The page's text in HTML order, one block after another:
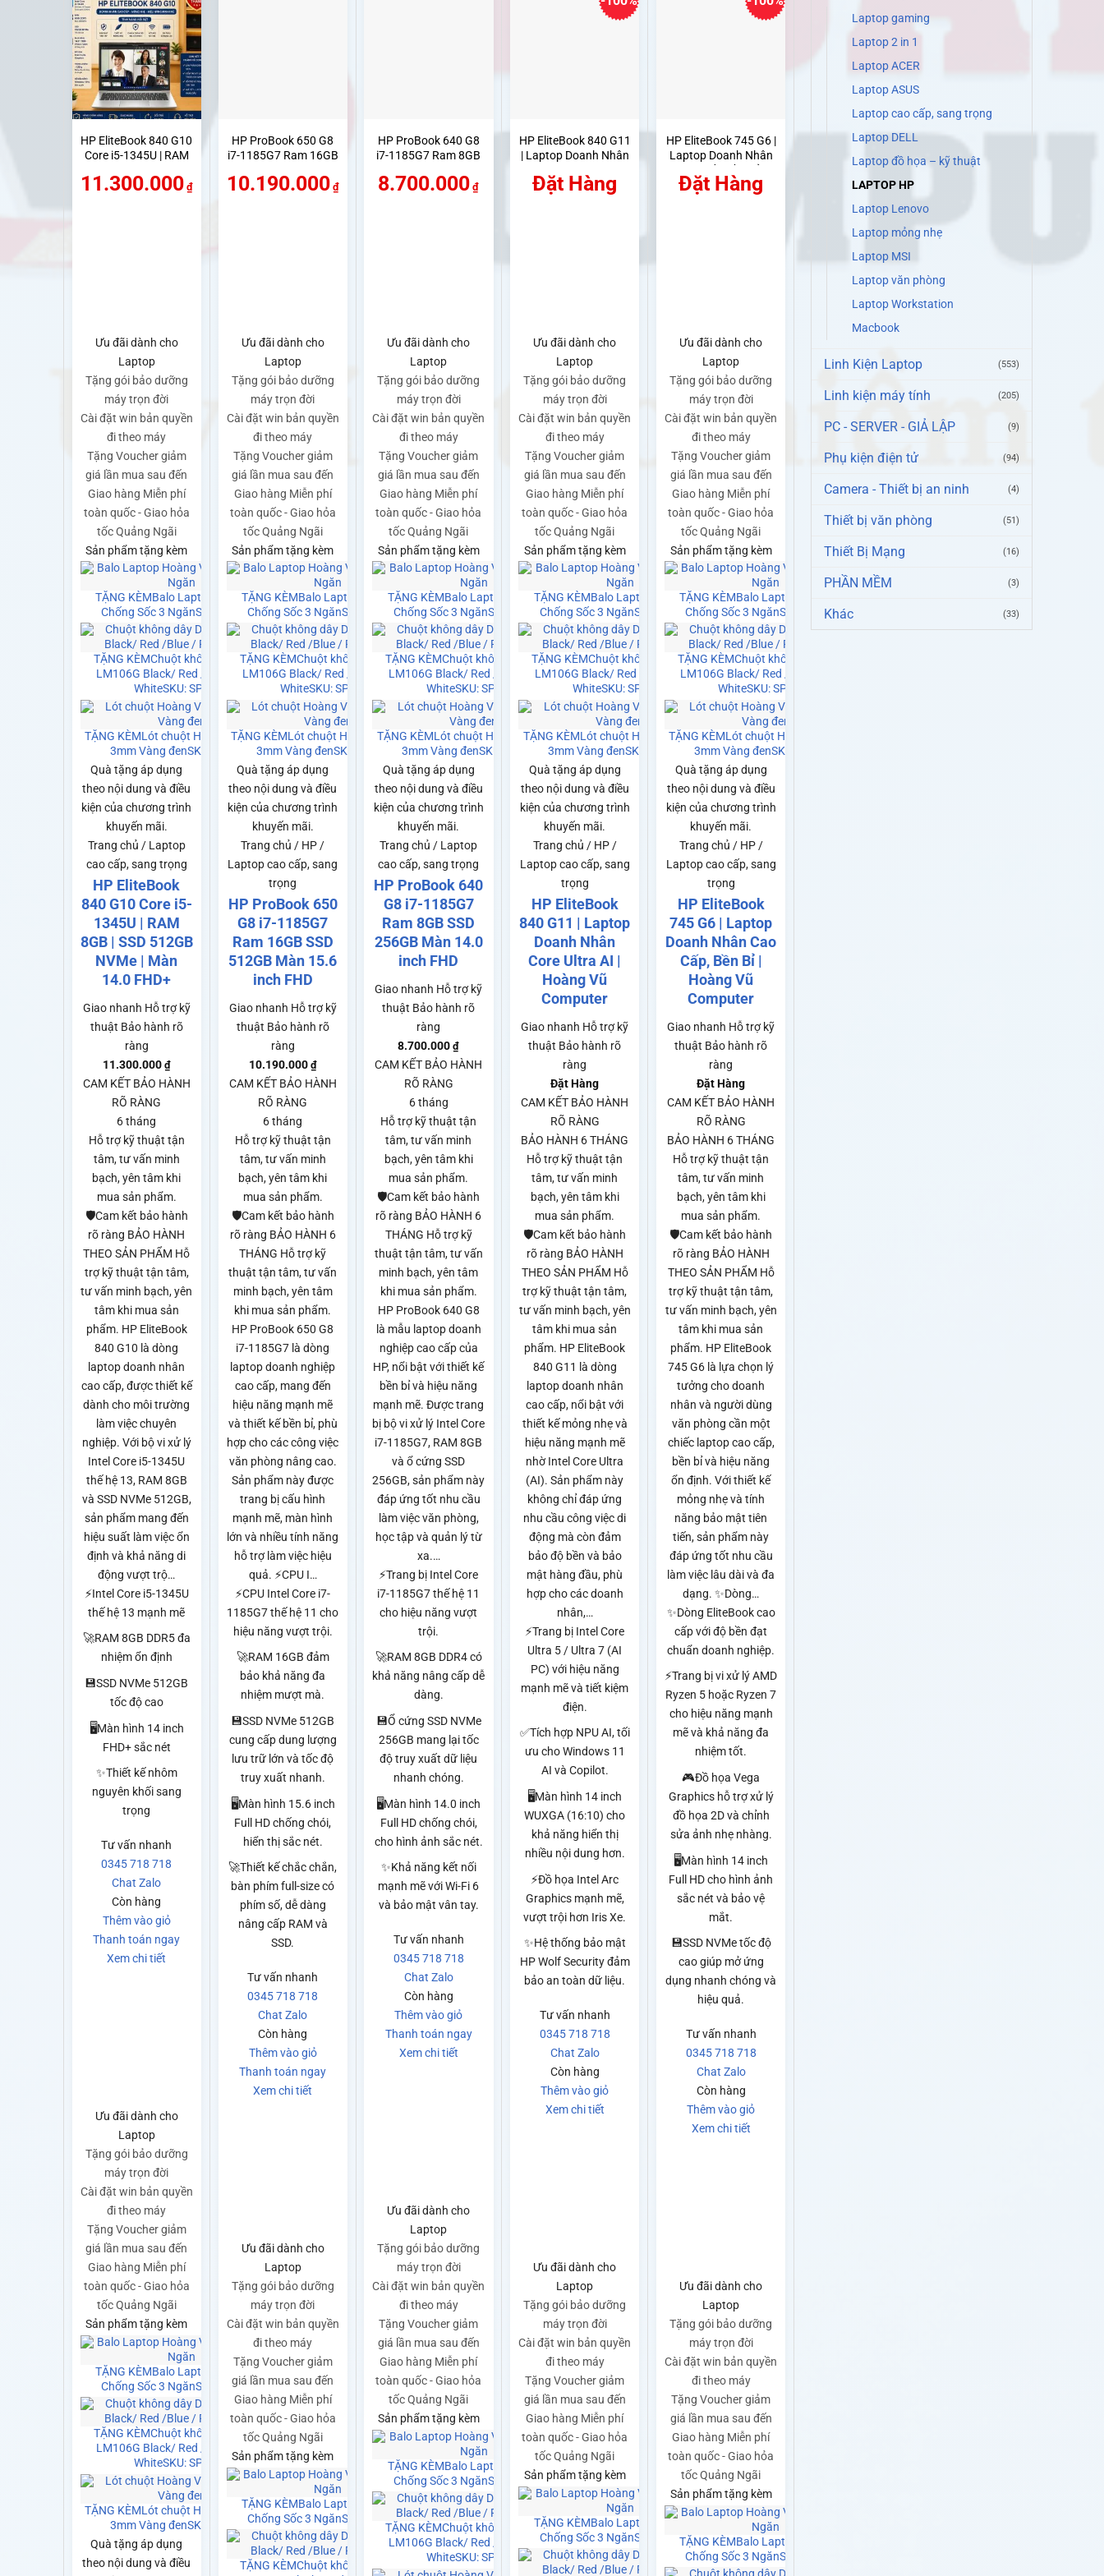
HP EliteBook 840 G10
Core i5-1345U | RAM
NVMe | Màn 14.0
11.300.000 ₫
Ưu đãi dành cho
Laptop
Tặng gói bảo dưỡng
máy trọn đời
Cài đặt win bản quyền
đi theo máy
Tặng Voucher giảm
giá lần mua sau đến
Giao hàng Miễn phí
toàn quốc - Giao hỏa
tốc Quảng Ngãi
Sản phẩm tặng kèm
TẶNG KÈMBalo Laptop Hoàng Vũ
Chống Sốc 3 NgănSKU: SP0141
TẶNG KÈMChuột không dây Dareu
LM106G Black/ Red /Blue / Pink /
WhiteSKU: SP0021
TẶNG KÈMLót chuột Hoàng Vũ 25x30
3mm Vàng đenSKU: SP0140
Quà tặng áp dụng
theo nội dung và điều
kiện của chương trình
khuyến mãi.
Trang chủ / Laptop
cao cấp, sang trọng
HP EliteBook
840 G10 Core i5-
1345U | RAM
8GB | SSD 512GB
NVMe | Màn
14.0 FHD+
Giao nhanh Hỗ trợ kỹ
thuật Bảo hành rõ
ràng
11.300.000 ₫
CAM KẾT BẢO HÀNH
RÕ RÀNG
6 tháng
Hỗ trợ kỹ thuật tận
tâm, tư vấn minh
bạch, yên tâm khi
mua sản phẩm.
🛡️Cam kết bảo hành
rõ ràng BẢO HÀNH
THEO SẢN PHẨM Hỗ
trợ kỹ thuật tận tâm,
tư vấn minh bạch, yên
tâm khi mua sản
phẩm. HP EliteBook
840 G10 là dòng
laptop doanh nhân
cao cấp, được thiết kế
dành cho môi trường
làm việc chuyên
nghiệp. Với bộ vi xử lý
Intel Core i5-1345U
thế hệ 13, RAM 8GB
và SSD NVMe 512GB,
sản phẩm mang đến
hiệu suất làm việc ổn
định và khả năng di
động vượt trộ…
⚡Intel Core i5-1345U
thế hệ 13 mạnh mẽ
🚀RAM 8GB DDR5 đa
nhiệm ổn định
💾SSD NVMe 512GB
tốc độ cao
🖥️Màn hình 14 inch
FHD+ sắc nét
✨Thiết kế nhôm
nguyên khối sang
trọng
Tư vấn nhanh
0345 718 718
Chat Zalo
Còn hàng
Thêm vào giỏ
Thanh toán ngay
Xem chi tiết
Ưu đãi dành cho
Laptop
Tặng gói bảo dưỡng
máy trọn đời
Cài đặt win bản quyền
đi theo máy
Tặng Voucher giảm
giá lần mua sau đến
Giao hàng Miễn phí
toàn quốc - Giao hỏa
tốc Quảng Ngãi
Sản phẩm tặng kèm
TẶNG KÈMBalo Laptop Hoàng Vũ
Chống Sốc 3 NgănSKU: SP0141
TẶNG KÈMChuột không dây Dareu
LM106G Black/ Red /Blue / Pink /
WhiteSKU: SP0021
TẶNG KÈMLót chuột Hoàng Vũ 25x30
3mm Vàng đenSKU: SP0140
Quà tặng áp dụng
theo nội dung và điều
HP ProBook 650 G8
i7-1185G7 Ram 16GB
inch FHD
10.190.000 ₫
Ưu đãi dành cho
Laptop
Tặng gói bảo dưỡng
máy trọn đời
Cài đặt win bản quyền
đi theo máy
Tặng Voucher giảm
giá lần mua sau đến
Giao hàng Miễn phí
toàn quốc - Giao hỏa
tốc Quảng Ngãi
Sản phẩm tặng kèm
TẶNG KÈMBalo Laptop Hoàng Vũ
Chống Sốc 3 NgănSKU: SP0141
TẶNG KÈMChuột không dây Dareu
LM106G Black/ Red /Blue / Pink /
WhiteSKU: SP0021
TẶNG KÈMLót chuột Hoàng Vũ 25x30
3mm Vàng đenSKU: SP0140
Quà tặng áp dụng
theo nội dung và điều
kiện của chương trình
khuyến mãi.
Trang chủ / HP /
Laptop cao cấp, sang
trọng
HP ProBook 650
G8 i7-1185G7
Ram 16GB SSD
512GB Màn 15.6
inch FHD
Giao nhanh Hỗ trợ kỹ
thuật Bảo hành rõ
ràng
10.190.000 ₫
CAM KẾT BẢO HÀNH
RÕ RÀNG
6 tháng
Hỗ trợ kỹ thuật tận
tâm, tư vấn minh
bạch, yên tâm khi
mua sản phẩm.
🛡️Cam kết bảo hành
rõ ràng BẢO HÀNH 6
THÁNG Hỗ trợ kỹ
thuật tận tâm, tư vấn
minh bạch, yên tâm
khi mua sản phẩm.
HP ProBook 650 G8
i7-1185G7 là dòng
laptop doanh nghiệp
cao cấp, mang đến
hiệu năng mạnh mẽ
và thiết kế bền bỉ, phù
hợp cho các công việc
văn phòng nâng cao.
Sản phẩm này được
trang bị cấu hình
mạnh mẽ, màn hình
lớn và nhiều tính năng
hỗ trợ làm việc hiệu
quả. ⚡CPU I…
⚡CPU Intel Core i7-
1185G7 thế hệ 11 cho
hiệu năng vượt trội.
🚀RAM 16GB đảm
bảo khả năng đa
nhiệm mượt mà.
💾SSD NVMe 512GB
cung cấp dung lượng
lưu trữ lớn và tốc độ
truy xuất nhanh.
🖥️Màn hình 15.6 inch
Full HD chống chói,
hiển thị sắc nét.
🚀Thiết kế chắc chắn,
bàn phím full-size có
phím số, dễ dàng
nâng cấp RAM và
SSD.
Tư vấn nhanh
0345 718 718
Chat Zalo
Còn hàng
Thêm vào giỏ
Thanh toán ngay
Xem chi tiết
Ưu đãi dành cho
Laptop
Tặng gói bảo dưỡng
máy trọn đời
Cài đặt win bản quyền
đi theo máy
Tặng Voucher giảm
giá lần mua sau đến
Giao hàng Miễn phí
toàn quốc - Giao hỏa
tốc Quảng Ngãi
Sản phẩm tặng kèm
TẶNG KÈMBalo Laptop Hoàng Vũ
Chống Sốc 3 NgănSKU: SP0141
TẶNG KÈMChuột không dây Dareu
HP ProBook 640 G8
i7-1185G7 Ram 8GB
inch FHD
8.700.000 ₫
Ưu đãi dành cho
Laptop
Tặng gói bảo dưỡng
máy trọn đời
Cài đặt win bản quyền
đi theo máy
Tặng Voucher giảm
giá lần mua sau đến
Giao hàng Miễn phí
toàn quốc - Giao hỏa
tốc Quảng Ngãi
Sản phẩm tặng kèm
TẶNG KÈMBalo Laptop Hoàng Vũ
Chống Sốc 3 NgănSKU: SP0141
TẶNG KÈMChuột không dây Dareu
LM106G Black/ Red /Blue / Pink /
WhiteSKU: SP0021
TẶNG KÈMLót chuột Hoàng Vũ 25x30
3mm Vàng đenSKU: SP0140
Quà tặng áp dụng
theo nội dung và điều
kiện của chương trình
khuyến mãi.
Trang chủ / Laptop
cao cấp, sang trọng
HP ProBook 640
G8 i7-1185G7
Ram 8GB SSD
256GB Màn 14.0
inch FHD
Giao nhanh Hỗ trợ kỹ
thuật Bảo hành rõ
ràng
8.700.000 ₫
CAM KẾT BẢO HÀNH
RÕ RÀNG
6 tháng
Hỗ trợ kỹ thuật tận
tâm, tư vấn minh
bạch, yên tâm khi
mua sản phẩm.
🛡️Cam kết bảo hành
rõ ràng BẢO HÀNH 6
THÁNG Hỗ trợ kỹ
thuật tận tâm, tư vấn
minh bạch, yên tâm
khi mua sản phẩm.
HP ProBook 640 G8
là mẫu laptop doanh
nghiệp cao cấp của
HP, nổi bật với thiết kế
bền bỉ và hiệu năng
mạnh mẽ. Được trang
bị bộ vi xử lý Intel Core
i7-1185G7, RAM 8GB
và ổ cứng SSD
256GB, sản phẩm này
đáp ứng tốt nhu cầu
làm việc văn phòng,
học tập và quản lý từ
xa.…
⚡Trang bị Intel Core
i7-1185G7 thế hệ 11
cho hiệu năng vượt
trội.
🚀RAM 8GB DDR4 có
khả năng nâng cấp dễ
dàng.
💾Ổ cứng SSD NVMe
256GB mang lại tốc
độ truy xuất dữ liệu
nhanh chóng.
🖥️Màn hình 14.0 inch
Full HD chống chói,
cho hình ảnh sắc nét.
✨Khả năng kết nối
mạnh mẽ với Wi-Fi 6
và bảo mật vân tay.
Tư vấn nhanh
0345 718 718
Chat Zalo
Còn hàng
Thêm vào giỏ
Thanh toán ngay
Xem chi tiết
Ưu đãi dành cho
Laptop
Tặng gói bảo dưỡng
máy trọn đời
Cài đặt win bản quyền
đi theo máy
Tặng Voucher giảm
giá lần mua sau đến
Giao hàng Miễn phí
toàn quốc - Giao hỏa
tốc Quảng Ngãi
Sản phẩm tặng kèm
TẶNG KÈMBalo Laptop Hoàng Vũ
Chống Sốc 3 NgănSKU: SP0141
TẶNG KÈMChuột không dây Dareu
LM106G Black/ Red /Blue / Pink /
WhiteSKU: SP0021
HP EliteBook 840 G11
| Laptop Doanh Nhân
Vũ Computer
Đặt Hàng
Ưu đãi dành cho
Laptop
Tặng gói bảo dưỡng
máy trọn đời
Cài đặt win bản quyền
đi theo máy
Tặng Voucher giảm
giá lần mua sau đến
Giao hàng Miễn phí
toàn quốc - Giao hỏa
tốc Quảng Ngãi
Sản phẩm tặng kèm
TẶNG KÈMBalo Laptop Hoàng Vũ
Chống Sốc 3 NgănSKU: SP0141
TẶNG KÈMChuột không dây Dareu
LM106G Black/ Red /Blue / Pink /
WhiteSKU: SP0021
TẶNG KÈMLót chuột Hoàng Vũ 25x30
3mm Vàng đenSKU: SP0140
Quà tặng áp dụng
theo nội dung và điều
kiện của chương trình
khuyến mãi.
Trang chủ / HP /
Laptop cao cấp, sang
trọng
HP EliteBook
840 G11 | Laptop
Doanh Nhân
Core Ultra AI |
Hoàng Vũ
Computer
Giao nhanh Hỗ trợ kỹ
thuật Bảo hành rõ
ràng
Đặt Hàng
CAM KẾT BẢO HÀNH
RÕ RÀNG
BẢO HÀNH 6 THÁNG
Hỗ trợ kỹ thuật tận
tâm, tư vấn minh
bạch, yên tâm khi
mua sản phẩm.
🛡️Cam kết bảo hành
rõ ràng BẢO HÀNH
THEO SẢN PHẨM Hỗ
trợ kỹ thuật tận tâm,
tư vấn minh bạch, yên
tâm khi mua sản
phẩm. HP EliteBook
840 G11 là dòng
laptop doanh nhân
cao cấp, nổi bật với
thiết kế mỏng nhẹ và
hiệu năng mạnh mẽ
nhờ Intel Core Ultra
(AI). Sản phẩm này
không chỉ đáp ứng
nhu cầu công việc di
động mà còn đảm
bảo độ bền và bảo
mật hàng đầu, phù
hợp cho các doanh
nhân,…
⚡Trang bị Intel Core
Ultra 5 / Ultra 7 (AI
PC) với hiệu năng
mạnh mẽ và tiết kiệm
điện.
✅Tích hợp NPU AI, tối
ưu cho Windows 11
AI và Copilot.
🖥️Màn hình 14 inch
WUXGA (16:10) cho
khả năng hiển thị
nhiều nội dung hơn.
⚡Đồ họa Intel Arc
Graphics mạnh mẽ,
vượt trội hơn Iris Xe.
✨Hệ thống bảo mật
HP Wolf Security đảm
bảo an toàn dữ liệu.
Tư vấn nhanh
0345 718 718
Chat Zalo
Còn hàng
Thêm vào giỏ
Xem chi tiết
Ưu đãi dành cho
Laptop
Tặng gói bảo dưỡng
máy trọn đời
Cài đặt win bản quyền
đi theo máy
Tặng Voucher giảm
giá lần mua sau đến
Giao hàng Miễn phí
toàn quốc - Giao hỏa
tốc Quảng Ngãi
Sản phẩm tặng kèm
TẶNG KÈMBalo Laptop Hoàng Vũ
Chống Sốc 3 NgănSKU: SP0141
HP EliteBook 745 G6 |
Laptop Doanh Nhân
Hoàng Vũ Computer
Đặt Hàng
Ưu đãi dành cho
Laptop
Tặng gói bảo dưỡng
máy trọn đời
Cài đặt win bản quyền
đi theo máy
Tặng Voucher giảm
giá lần mua sau đến
Giao hàng Miễn phí
toàn quốc - Giao hỏa
tốc Quảng Ngãi
Sản phẩm tặng kèm
TẶNG KÈMBalo Laptop Hoàng Vũ
Chống Sốc 3 NgănSKU: SP0141
TẶNG KÈMChuột không dây Dareu
LM106G Black/ Red /Blue / Pink /
WhiteSKU: SP0021
TẶNG KÈMLót chuột Hoàng Vũ 25x30
3mm Vàng đenSKU: SP0140
Quà tặng áp dụng
theo nội dung và điều
kiện của chương trình
khuyến mãi.
Trang chủ / HP /
Laptop cao cấp, sang
trọng
HP EliteBook
745 G6 | Laptop
Doanh Nhân Cao
Cấp, Bền Bỉ |
Hoàng Vũ
Computer
Giao nhanh Hỗ trợ kỹ
thuật Bảo hành rõ
ràng
Đặt Hàng
CAM KẾT BẢO HÀNH
RÕ RÀNG
BẢO HÀNH 6 THÁNG
Hỗ trợ kỹ thuật tận
tâm, tư vấn minh
bạch, yên tâm khi
mua sản phẩm.
🛡️Cam kết bảo hành
rõ ràng BẢO HÀNH
THEO SẢN PHẨM Hỗ
trợ kỹ thuật tận tâm,
tư vấn minh bạch, yên
tâm khi mua sản
phẩm. HP EliteBook
745 G6 là lựa chọn lý
tưởng cho doanh
nhân và người dùng
văn phòng cần một
chiếc laptop cao cấp,
bền bỉ và hiệu năng
ổn định. Với thiết kế
mỏng nhẹ và tính
năng bảo mật tiên
tiến, sản phẩm này
đáp ứng tốt nhu cầu
làm việc lâu dài và đa
dạng. ✨Dòng…
✨Dòng EliteBook cao
cấp với độ bền đạt
chuẩn doanh nghiệp.
⚡Trang bị vi xử lý AMD
Ryzen 5 hoặc Ryzen 7
cho hiệu năng mạnh
mẽ và khả năng đa
nhiệm tốt.
🎮Đồ họa Vega
Graphics hỗ trợ xử lý
đồ họa 2D và chỉnh
sửa ảnh nhẹ nhàng.
🖥️Màn hình 14 inch
Full HD cho hình ảnh
sắc nét và bảo vệ
mắt.
💾SSD NVMe tốc độ
cao giúp mở ứng
dụng nhanh chóng và
hiệu quả.
Tư vấn nhanh
0345 718 718
Chat Zalo
Còn hàng
Thêm vào giỏ
Xem chi tiết
Ưu đãi dành cho
Laptop
Tặng gói bảo dưỡng
máy trọn đời
Cài đặt win bản quyền
đi theo máy
Tặng Voucher giảm
giá lần mua sau đến
Giao hàng Miễn phí
toàn quốc - Giao hỏa
tốc Quảng Ngãi
Sản phẩm tặng kèm
TẶNG KÈMBalo Laptop Hoàng Vũ
Chống Sốc 3 NgănSKU: SP0141
Laptop gaming
Laptop 2 in 1
Laptop ACER
Laptop ASUS
Laptop cao cấp, sang trọng
Laptop DELL
Laptop đồ họa – kỹ thuật
LAPTOP HP
Laptop Lenovo
Laptop mỏng nhẹ
Laptop MSI
Laptop văn phòng
Laptop Workstation
Macbook
Linh Kiện Laptop (553)
Linh kiện máy tính (205)
PC - SERVER - GIẢ LẬP (9)
Phụ kiện điện tử (94)
Camera - Thiết bị an ninh (4)
Thiết bị văn phòng (51)
Thiết Bị Mạng (16)
PHẦN MỀM (3)
Khác (33)